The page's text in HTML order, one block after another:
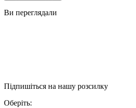
Ви переглядали
Підпишіться на нашу розсилку
Оберіть: